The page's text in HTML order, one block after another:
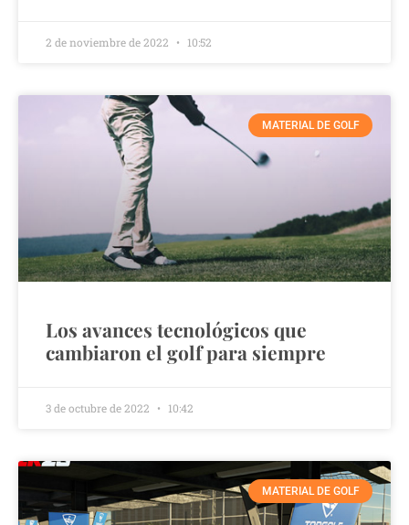
2 de noviembre de 2022 10:52
MATERIAL DE GOLF
Los avances tecnológicos que
cambiaron el golf para siempre
3 de octubre de 2022 10:42
MATERIAL DE GOLF